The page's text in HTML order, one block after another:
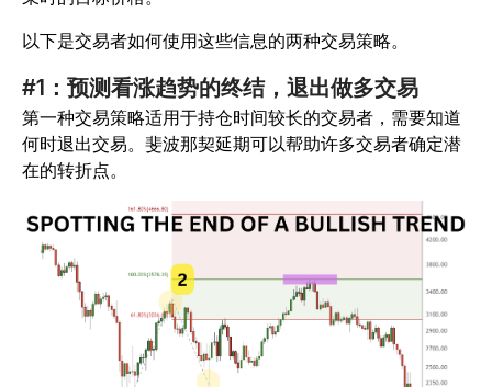
以下是交易者如何使用这些信息的两种交易策略。
#1：预测看涨趋势的终结，退出做多交易
第一种交易策略适用于持仓时间较长的交易者，需要知道
何时退出交易。 斐波那契延期可以帮助许多交易者确定潜
在的转折点。